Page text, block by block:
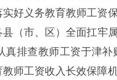
好义务教育教师工资
县（市、区）全面扛牢
排查教师工资于津补
师工资收入长效保障